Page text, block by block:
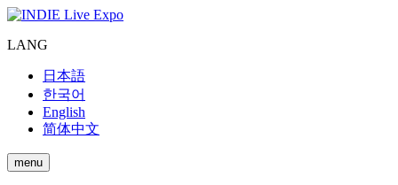
LANG
日本語
한국어
English
简体中文
menu